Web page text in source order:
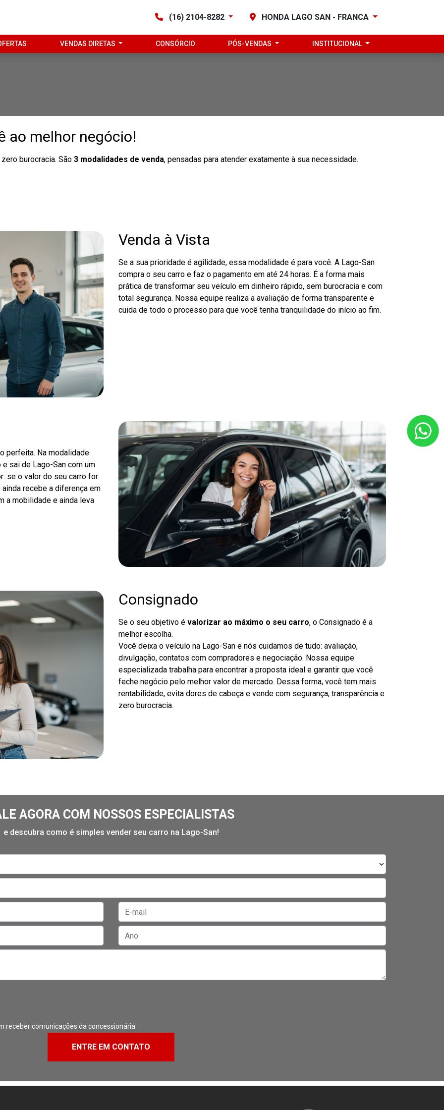
(16) 2104-8282 HONDA LAGO SAN - FRANCA
VENDAS DIRETAS CONSÓRCIO PÓS-VENDAS INSTITUCIONAL
ao melhor negócio!
burocracia. São 3 modalidades de venda, pensadas para atender exatamente à sua necessidade.
Venda à Vista
Se a sua prioridade é agilidade, essa modalidade é para você. A Lago-San
compra o seu carro e faz o pagamento em até 24 horas. É a forma mais
prática de transformar seu veículo em dinheiro rápido, sem burocracia e com
total segurança. Nossa equipe realiza a avaliação de forma transparente e
cuida de todo o processo para que você tenha tranquilidade do início ao fim.
perfeita. Na modalidade
sai de Lago-San com um
se o valor do seu carro for
recebe a diferença em
a mobilidade e ainda leva
Consignado
Se o seu objetivo é valorizar ao máximo o seu carro, o Consignado é a
melhor escolha.
Você deixa o veículo na Lago-San e nós cuidamos de tudo: avaliação,
divulgação, contatos com compradores e negociação. Nossa equipe
especializada trabalha para encontrar a proposta ideal e garantir que você
feche negócio pelo melhor valor de mercado. Dessa forma, você tem mais
rentabilidade, evita dores de cabeça e vende com segurança, transparência e
zero burocracia.
AGORA COM NOSSOS ESPECIALISTAS
e descubra como é simples vender seu carro na Lago-San!
receber comunicações da concessionária.
ENTRE EM CONTATO